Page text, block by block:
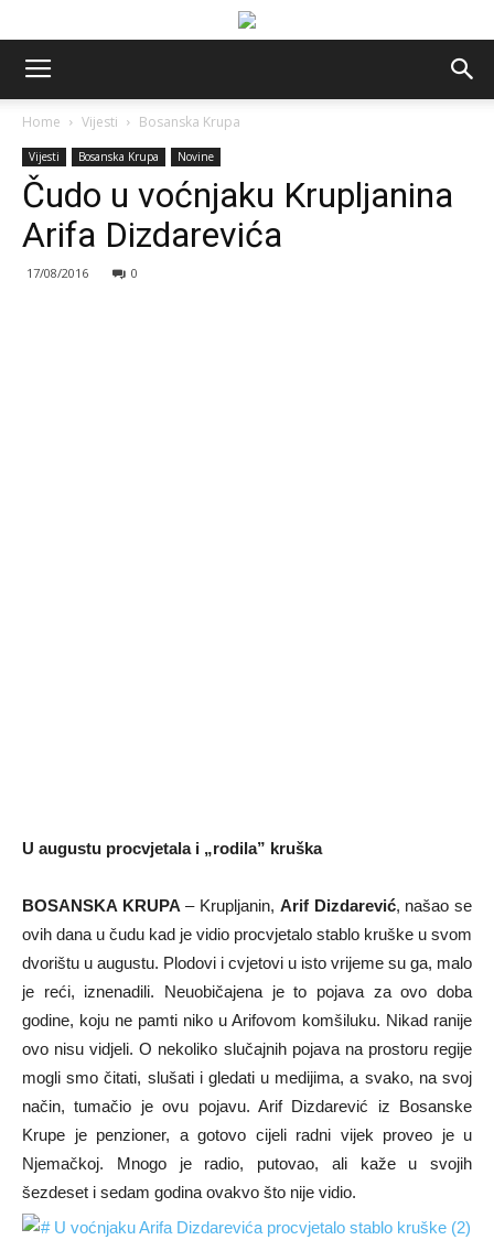
Home Vijesti Bosanska Krupa
Vijesti Bosanska Krupa Novine
Čudo u voćnjaku Krupljanina
Arifa Dizdarevića
17/08/2016 0
U augustu procvjetala i „rodila” kruška
BOSANSKA KRUPA – Krupljanin, Arif Dizdarević, našao se
ovih dana u čudu kad je vidio procvjetalo stablo kruške u svom
dvorištu u augustu. Plodovi i cvjetovi u isto vrijeme su ga, malo
je reći, iznenadili. Neuobičajena je to pojava za ovo doba
godine, koju ne pamti niko u Arifovom komšiluku. Nikad ranije
ovo nisu vidjeli. O nekoliko slučajnih pojava na prostoru regije
mogli smo čitati, slušati i gledati u medijima, a svako, na svoj
način, tumačio je ovu pojavu. Arif Dizdarević iz Bosanske
Krupe je penzioner, a gotovo cijeli radni vijek proveo je u
Njemačkoj. Mnogo je radio, putovao, ali kaže u svojih
šezdeset i sedam godina ovakvo što nije vidio.